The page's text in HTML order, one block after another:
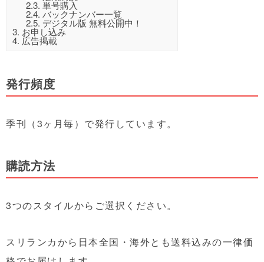
2.3. 単号購入
2.4. バックナンバー一覧
2.5. デジタル版 無料公開中！
3. お申し込み
4. 広告掲載
発行頻度
季刊（3ヶ月毎）で発行しています。
購読方法
3つのスタイルからご選択ください。
スリランカから日本全国・海外とも送料込みの一律価